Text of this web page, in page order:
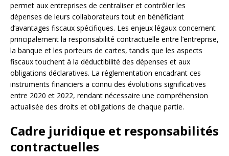
permet aux entreprises de centraliser et contrôler les
dépenses de leurs collaborateurs tout en bénéficiant
d’avantages fiscaux spécifiques. Les enjeux légaux concernent
principalement la responsabilité contractuelle entre l’entreprise,
la banque et les porteurs de cartes, tandis que les aspects
fiscaux touchent à la déductibilité des dépenses et aux
obligations déclaratives. La réglementation encadrant ces
instruments financiers a connu des évolutions significatives
entre 2020 et 2022, rendant nécessaire une compréhension
actualisée des droits et obligations de chaque partie.
Cadre juridique et responsabilités
contractuelles